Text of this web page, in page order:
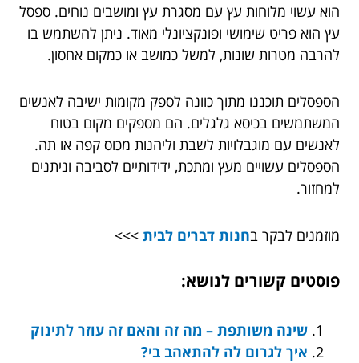
הוא עשוי מלוחות עץ עם מסגרת עץ ומושבים נוחים. ספסל
עץ הוא פריט שימושי ופונקציונלי מאוד. ניתן להשתמש בו
להרבה מטרות שונות, למשל כמושב או כמקום אחסון.
הספסלים תוכננו מתוך כוונה לספק מקומות ישיבה לאנשים
המשתמשים בכיסא גלגלים. הם מספקים מקום בטוח
לאנשים עם מוגבלויות לשבת וליהנות מכוס קפה או תה.
הספסלים עשויים מעץ ומתכת, ידידותיים לסביבה וניתנים
למחזור.
מוזמנים לבקר בחנות דברים לבית >>>
פוסטים קשורים לנושא:
שינה משותפת – מה זה והאם זה עוזר לתינוק
איך לגרום לה להתאהב בי?